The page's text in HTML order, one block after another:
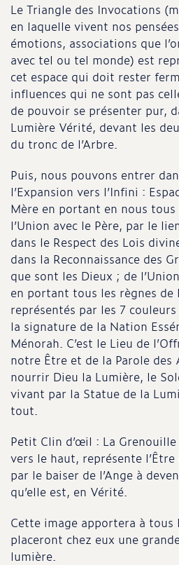
Le Triangle des Invocations
en laquelle vivent nos
émotions, associations que
avec tel ou tel monde) est
cet espace qui doit rester
influences qui ne sont pas
de pouvoir se présenter pur,
Lumière Vérité, devant les
du tronc de l’Arbre.
Puis, nous pouvons entrer
l’Expansion vers l’Infini :
Mère en portant en nous tous
l’Union avec le Père, par le
dans le Respect des Lois
dans la Reconnaissance des
que sont les Dieux ; de
en portant tous les règnes de
représentés par les 7
la signature de la Nation
Ménorah. C’est le Lieu de
notre Être et de la Parole des
nourrir Dieu la Lumière, le
vivant par la Statue de la
tout.
Petit Clin d’œil : La
vers le haut, représente
par le baiser de l’Ange à
qu’elle est, en Vérité.
Cette image apportera à tous
placeront chez eux une
lumière.